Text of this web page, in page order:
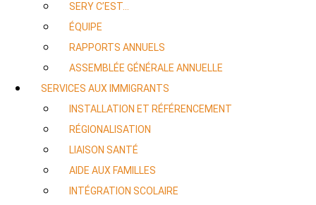
SERY C’EST…
ÉQUIPE
RAPPORTS ANNUELS
ASSEMBLÉE GÉNÉRALE ANNUELLE
SERVICES AUX IMMIGRANTS
INSTALLATION ET RÉFÉRENCEMENT
RÉGIONALISATION
LIAISON SANTÉ
AIDE AUX FAMILLES
INTÉGRATION SCOLAIRE